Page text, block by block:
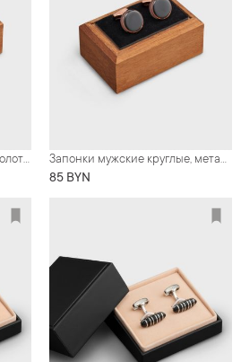
Запонки мужские круглые, золотистый металл с синим "камнем" Запонки мужские круглые, металл золотого цвета с черным "камнем"
85 BYN